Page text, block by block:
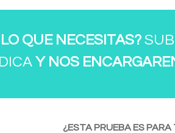
QUE NECESITAS?
Y NOS
¿ESTA PRUEBA ES PARA